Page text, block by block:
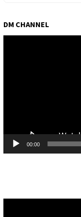
DM CHANNEL
00:00